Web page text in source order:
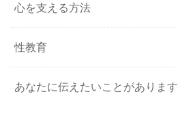
心を支える方法
性教育
あなたに伝えたいことがあります